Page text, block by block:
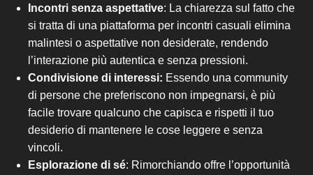
Incontri senza aspettative: La chiarezza sul fatto che
si tratta di una piattaforma per incontri casuali elimina
malintesi o aspettative non desiderate, rendendo
l’interazione più autentica e senza pressioni.
Condivisione di interessi: Essendo una community
di persone che preferiscono non impegnarsi, è più
facile trovare qualcuno che capisca e rispetti il tuo
desiderio di mantenere le cose leggere e senza
vincoli.
Esplorazione di sé: Rimorchiando offre l’opportunità